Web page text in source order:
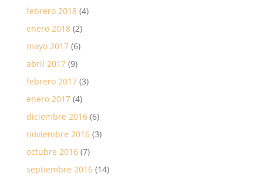
febrero 2018(4)
enero 2018(2)
mayo 2017(6)
abril 2017(9)
febrero 2017(3)
enero 2017(4)
diciembre 2016(6)
noviembre 2016(3)
octubre 2016(7)
septiembre 2016(14)